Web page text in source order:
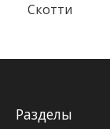
Скотти
Разделы